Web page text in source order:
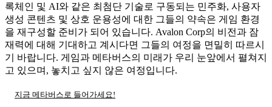
록체인 및 AI와 같은 최첨단 기술로 구동되는 민주화, 사용자
생성 콘텐츠 및 상호 운용성에 대한 그들의 약속은 게임 환경
을 재구성할 준비가 되어 있습니다. Avalon Corp의 비전과 잠
재력에 대해 기대하고 계시다면 그들의 여정을 면밀히 따르시
기 바랍니다. 게임과 메타버스의 미래가 우리 눈앞에서 펼쳐지
고 있으며, 놓치고 싶지 않은 여정입니다.
지금 메타버스로 들어가세요!